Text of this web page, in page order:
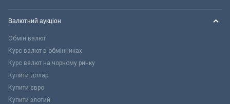
Валютний аукціон
Обмін валют
Курс валют в обмінниках
Курс валют на чорному ринку
Купити долар
Купити євро
Купити злотий